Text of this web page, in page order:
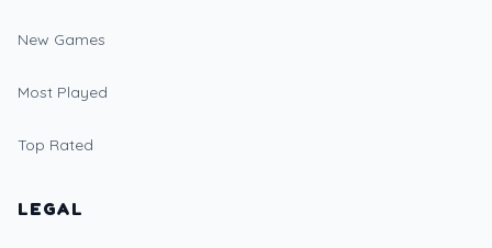
New Games
Most Played
Top Rated
LEGAL